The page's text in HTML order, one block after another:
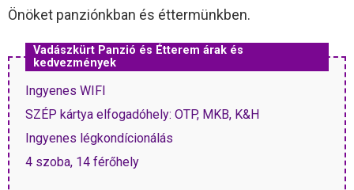
Önöket panziónkban és éttermünkben.
Vadászkürt Panzió és Étterem árak és
kedvezmények
Ingyenes WIFI
SZÉP kártya elfogadóhely: OTP, MKB, K&H
Ingyenes légkondícionálás
4 szoba, 14 férőhely